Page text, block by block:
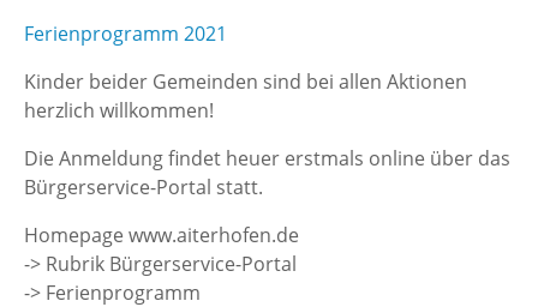
Ferienprogramm 2021
Kinder beider Gemeinden sind bei allen Aktionen
herzlich willkommen!
Die Anmeldung findet heuer erstmals online über das
Bürgerservice-Portal statt.
Homepage www.aiterhofen.de
-> Rubrik Bürgerservice-Portal
-> Ferienprogramm